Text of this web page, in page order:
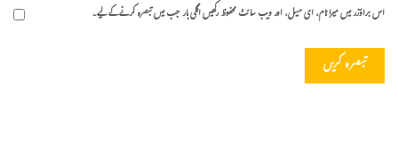
اس براؤزر میں میرا نام، ای میل، اور ویب سائٹ محفوظ رکھیں اگلی بار جب میں تبصرہ کرنے کےلیے۔